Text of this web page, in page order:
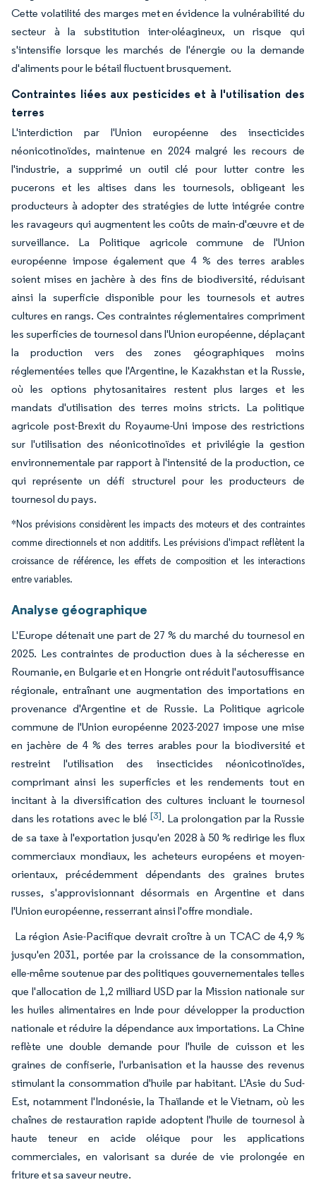
Cette volatilité des marges met en évidence la vulnérabilité du
secteur à la substitution inter-oléagineux, un risque qui
s'intensifie lorsque les marchés de l'énergie ou la demande
d'aliments pour le bétail fluctuent brusquement.
Contraintes liées aux pesticides et à l'utilisation des
terres
L'interdiction par l'Union européenne des insecticides
néonicotinoïdes, maintenue en 2024 malgré les recours de
l'industrie, a supprimé un outil clé pour lutter contre les
pucerons et les altises dans les tournesols, obligeant les
producteurs à adopter des stratégies de lutte intégrée contre
les ravageurs qui augmentent les coûts de main-d'œuvre et de
surveillance. La Politique agricole commune de l'Union
européenne impose également que 4 % des terres arables
soient mises en jachère à des fins de biodiversité, réduisant
ainsi la superficie disponible pour les tournesols et autres
cultures en rangs. Ces contraintes réglementaires compriment
les superficies de tournesol dans l'Union européenne, déplaçant
la production vers des zones géographiques moins
réglementées telles que l'Argentine, le Kazakhstan et la Russie,
où les options phytosanitaires restent plus larges et les
mandats d'utilisation des terres moins stricts. La politique
agricole post-Brexit du Royaume-Uni impose des restrictions
sur l'utilisation des néonicotinoïdes et privilégie la gestion
environnementale par rapport à l'intensité de la production, ce
qui représente un défi structurel pour les producteurs de
tournesol du pays.
*Nos prévisions considèrent les impacts des moteurs et des contraintes
comme directionnels et non additifs. Les prévisions d'impact reflètent la
croissance de référence, les effets de composition et les interactions
entre variables.
Analyse géographique
L'Europe détenait une part de 27 % du marché du tournesol en
2025. Les contraintes de production dues à la sécheresse en
Roumanie, en Bulgarie et en Hongrie ont réduit l'autosuffisance
régionale, entraînant une augmentation des importations en
provenance d'Argentine et de Russie. La Politique agricole
commune de l'Union européenne 2023-2027 impose une mise
en jachère de 4 % des terres arables pour la biodiversité et
restreint l'utilisation des insecticides néonicotinoïdes,
comprimant ainsi les superficies et les rendements tout en
incitant à la diversification des cultures incluant le tournesol
dans les rotations avec le blé [3]. La prolongation par la Russie
de sa taxe à l'exportation jusqu'en 2028 à 50 % redirige les flux
commerciaux mondiaux, les acheteurs européens et moyen-
orientaux, précédemment dépendants des graines brutes
russes, s'approvisionnant désormais en Argentine et dans
l'Union européenne, resserrant ainsi l'offre mondiale.
La région Asie-Pacifique devrait croître à un TCAC de 4,9 %
jusqu'en 2031, portée par la croissance de la consommation,
elle-même soutenue par des politiques gouvernementales telles
que l'allocation de 1,2 milliard USD par la Mission nationale sur
les huiles alimentaires en Inde pour développer la production
nationale et réduire la dépendance aux importations. La Chine
reflète une double demande pour l'huile de cuisson et les
graines de confiserie, l'urbanisation et la hausse des revenus
stimulant la consommation d'huile par habitant. L'Asie du Sud-
Est, notamment l'Indonésie, la Thaïlande et le Vietnam, où les
chaînes de restauration rapide adoptent l'huile de tournesol à
haute teneur en acide oléique pour les applications
commerciales, en valorisant sa durée de vie prolongée en
friture et sa saveur neutre.